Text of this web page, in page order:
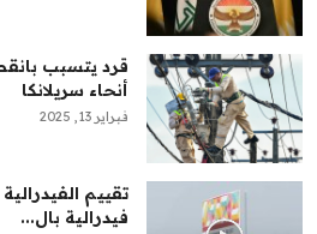
قرد يتسبب
أنحاء سريلانكا
فبراير 13, 2025
تقييم
فيدرالية بال...